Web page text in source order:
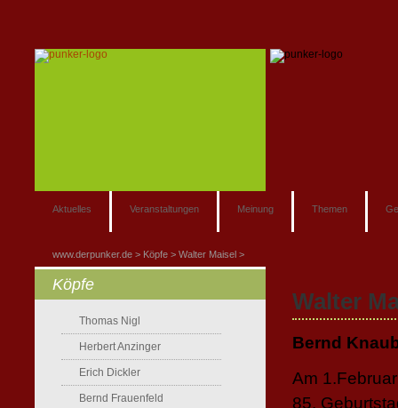
Aktuelles Veranstaltungen Meinung Themen
www.derpunker.de Köpfe Walter Maisel
Walter
Bernd
Am
85.
Köpfe
Thomas Nigl
Herbert Anzinger
Erich Dickler
Bernd Frauenfeld